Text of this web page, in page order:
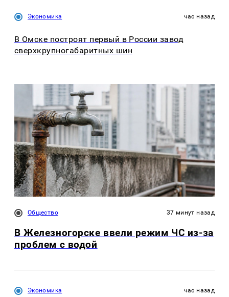
Экономика час назад
В Омске построят первый в России завод
сверхкрупногабаритных шин
Общество 37 минут назад
В Железногорске ввели режим ЧС из-за
проблем с водой
Экономика час назад